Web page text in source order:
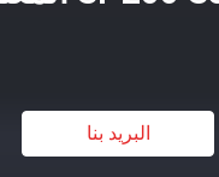
البريد بنا